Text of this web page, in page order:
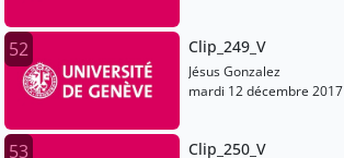
52 Clip_249_V
Jésus Gonzalez
mardi 12 décembre 2017
53 Clip_250_V